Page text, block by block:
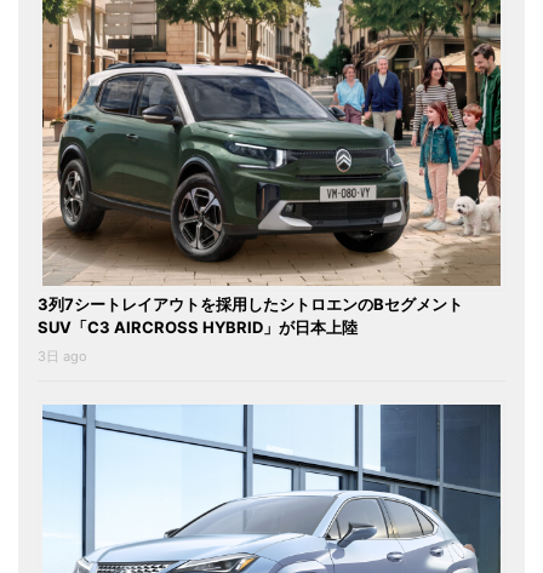
3列7シートレイアウトを採用したシトロエンのBセグメント
SUV「C3 AIRCROSS HYBRID」が日本上陸
3日 ago